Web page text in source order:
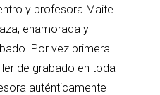
y profesora Maite
enamorada y
Por vez primera
de grabado en toda
auténticamente